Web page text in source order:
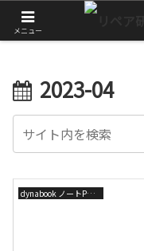
2023-04
dynabook ノートPC（旧東芝）
メニュー